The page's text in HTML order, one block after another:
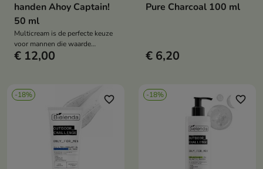
handen Ahoy Captain!
50 ml
Multicream is de perfecte keuze
voor mannen die waarde
hechten aan functionaliteit en
€ 12,00
Pure Charcoal 100 ml
€ 6,20
-18% favorite_border -18% favorite_border